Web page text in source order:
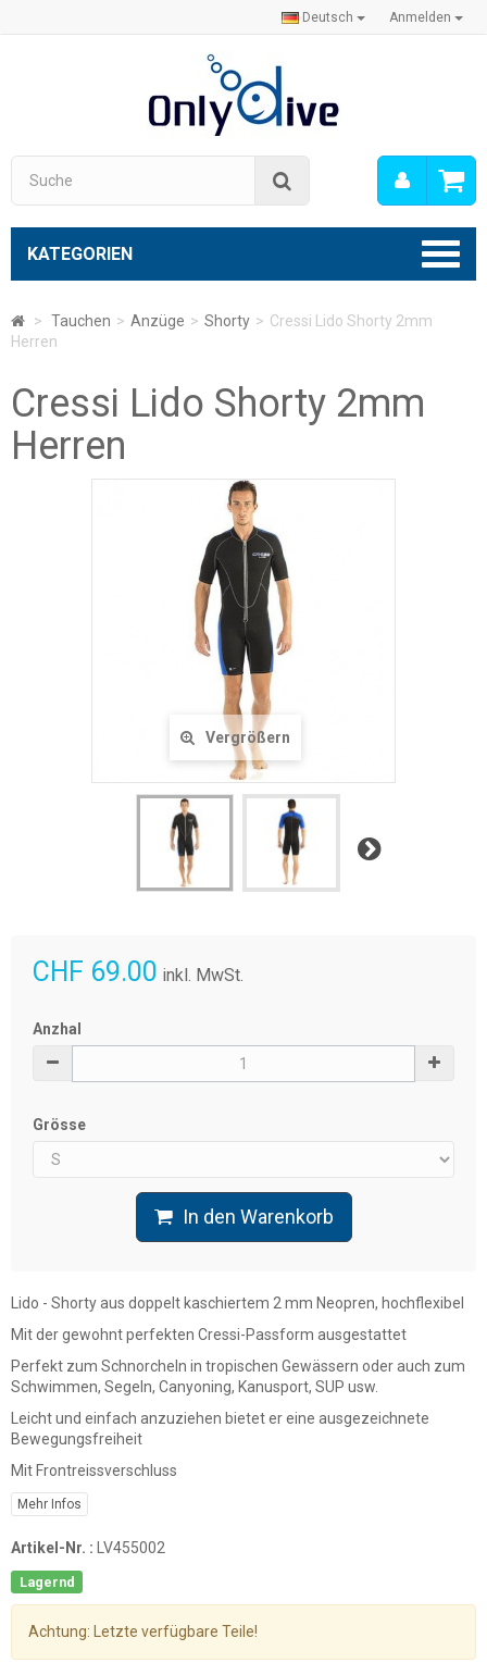
Anmelden
Deutsch
Mein
Konto
KATEGORIEN
> Tauchen > Anzüge > Shorty > Cressi Lido Shorty 2mm
Herren
Cressi Lido Shorty 2mm
Herren
Vergrößern
Weiter
CHF 69.00 inkl. MwSt.
Anzhal
Grösse
In den Warenkorb
Lido - Shortyaus doppelt kaschiertem 2 mm Neopren, hochflexibel
Mit der gewohntperfekten Cressi-Passform ausgestattet
Perfekt zum Schnorcheln in tropischen Gewässern oder auch zum
Schwimmen, Segeln, Canyoning, Kanusport, SUP usw.
Leicht und einfach anzuziehen bietet er eine ausgezeichnete
Bewegungsfreiheit
Mit Frontreissverschluss
Mehr Infos
Artikel-Nr. : LV455002
Lagernd
Achtung: Letzte verfügbare Teile!